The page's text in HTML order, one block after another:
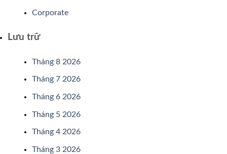
Corporate
Lưu trữ
Tháng 8 2026
Tháng 7 2026
Tháng 6 2026
Tháng 5 2026
Tháng 4 2026
Tháng 3 2026